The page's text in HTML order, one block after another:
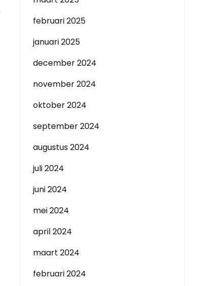
februari 2025
januari 2025
december 2024
november 2024
oktober 2024
september 2024
augustus 2024
juli 2024
juni 2024
mei 2024
april 2024
maart 2024
februari 2024